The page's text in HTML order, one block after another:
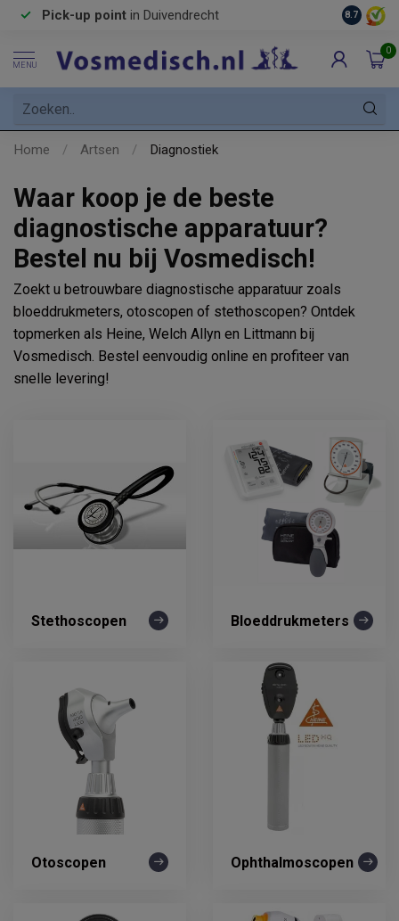
Pick-up point in Duivendrecht 8.7
MENU
0
Home / Artsen / Diagnostiek
Waar koop je de beste
diagnostische apparatuur?
Bestel nu bij Vosmedisch!
Zoekt u betrouwbare diagnostische apparatuur zoals
bloeddrukmeters, otoscopen of stethoscopen? Ontdek
topmerken als Heine, Welch Allyn en Littmann bij
Vosmedisch. Bestel eenvoudig online en profiteer van
snelle levering!
Stethoscopen Bloeddrukmeters
Otoscopen Ophthalmoscopen